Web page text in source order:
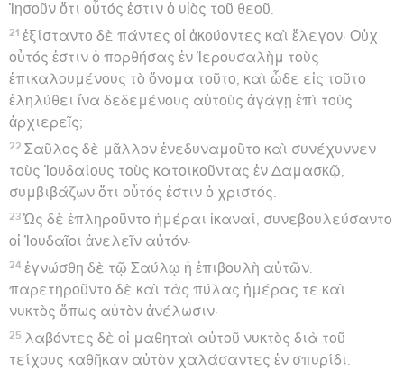
Ἰησοῦν ὅτι οὗτός ἐστιν ὁ υἱὸς τοῦ θεοῦ.
21 ἐξίσταντο δὲ πάντες οἱ ἀκούοντες καὶ ἔλεγον· Οὐχ
οὗτός ἐστιν ὁ πορθήσας ἐν Ἰερουσαλὴμ τοὺς
ἐπικαλουμένους τὸ ὄνομα τοῦτο, καὶ ὧδε εἰς τοῦτο
ἐληλύθει ἵνα δεδεμένους αὐτοὺς ἀγάγῃ ἐπὶ τοὺς
ἀρχιερεῖς;
22 Σαῦλος δὲ μᾶλλον ἐνεδυναμοῦτο καὶ συνέχυννεν
τοὺς Ἰουδαίους τοὺς κατοικοῦντας ἐν Δαμασκῷ,
συμβιβάζων ὅτι οὗτός ἐστιν ὁ χριστός.
23 Ὡς δὲ ἐπληροῦντο ἡμέραι ἱκαναί, συνεβουλεύσαντο
οἱ Ἰουδαῖοι ἀνελεῖν αὐτόν·
24 ἐγνώσθη δὲ τῷ Σαύλῳ ἡ ἐπιβουλὴ αὐτῶν.
παρετηροῦντο δὲ καὶ τὰς πύλας ἡμέρας τε καὶ
νυκτὸς ὅπως αὐτὸν ἀνέλωσιν·
25 λαβόντες δὲ οἱ μαθηταὶ αὐτοῦ νυκτὸς διὰ τοῦ
τείχους καθῆκαν αὐτὸν χαλάσαντες ἐν σπυρίδι.